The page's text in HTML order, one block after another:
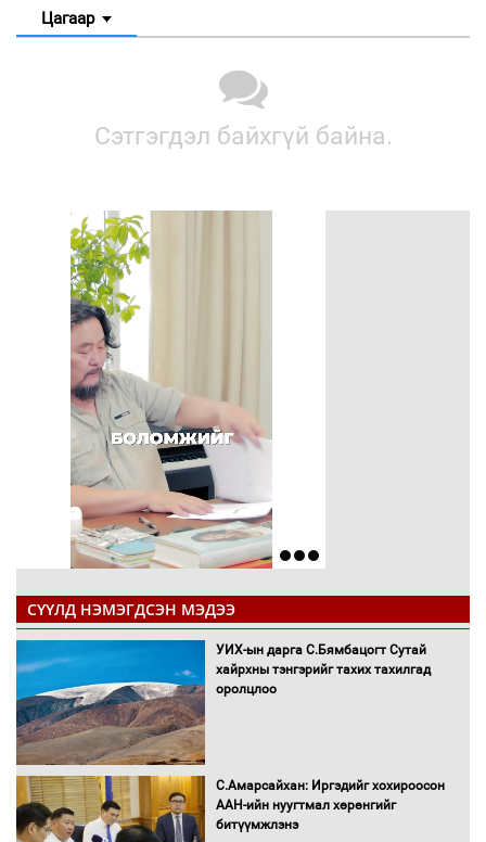
Цагаар
Сэтгэгдэл байхгүй байна.
СҮҮЛД НЭМЭГДСЭН МЭДЭЭ
УИХ-ын дарга С.Бямбацогт Сутай
хайрхны тэнгэрийг тахих тахилгад
оролцлоо
С.Амарсайхан: Иргэдийг хохироосон
ААН-ийн нуугтмал хөрөнгийг
битүүмжлэнэ